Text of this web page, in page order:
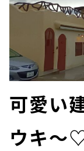
可愛い
ウキ～